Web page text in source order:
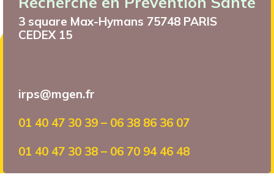
3 square Max-Hymans 75748 PARIS
CEDEX 15
irps@mgen.fr
01 40 47 30 39 – 06 38 86 36 07
01 40 47 30 38 – 06 70 94 46 48